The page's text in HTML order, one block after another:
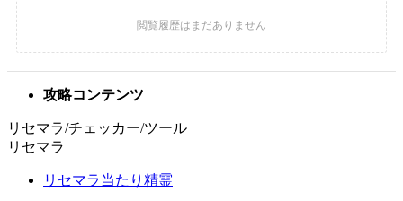
攻略コンテンツ
リセマラ/チェッカー/ツール
リセマラ
リセマラ当たり精霊